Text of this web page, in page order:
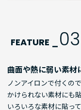
FEATURE _ 03
曲面や熱に弱い素材
ノンアイロンで付くの
かけられない素材にも
いろいろな素材に貼っ